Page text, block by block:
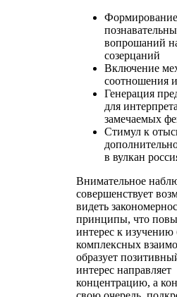
Формирование
вопрошаний
созерцаний
Включение
соотношения
Генерация
для
замечаемых
Стимул к
в вулкан
Внимательное
совершенствует
видеть
принципы, что
интерес к изучению
комплексных
образует
интерес направляет
концентрацию, а